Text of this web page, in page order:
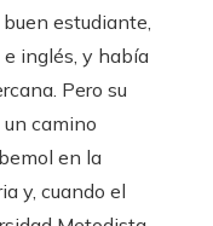
estudiante,
inglés, y había
Pero su
camino
en la
y, cuando el